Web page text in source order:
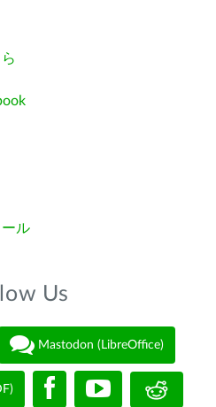
ル
Us
Mastodon (LibreOffice)